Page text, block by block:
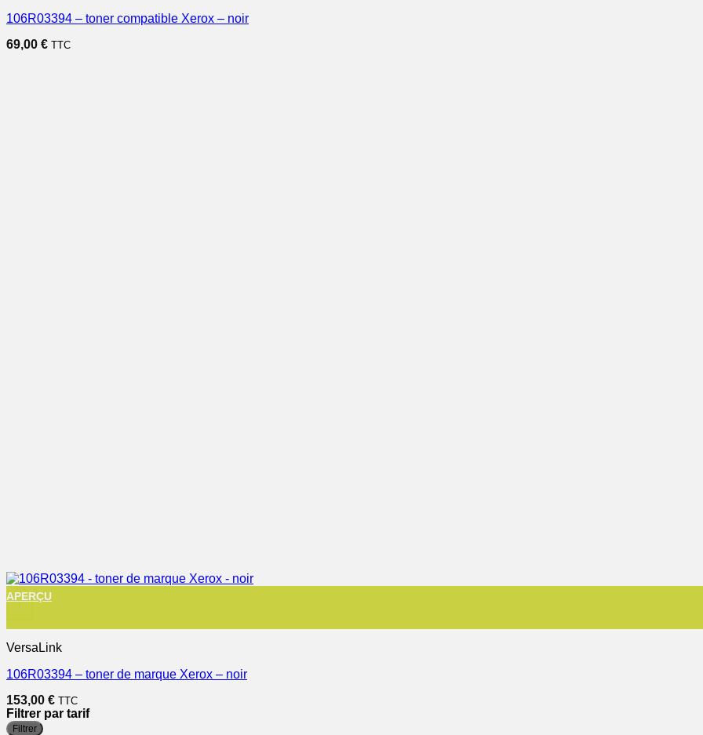
106R03394 – toner compatible Xerox – noir
69,00 € TTC
+
APERÇU
VersaLink
106R03394 – toner de marque Xerox – noir
153,00 € TTC
Filtrer par tarif
Filtrer